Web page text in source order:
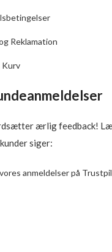
Reklamation
Kurv
ærlig feedback!
siger:
anmeldelser på